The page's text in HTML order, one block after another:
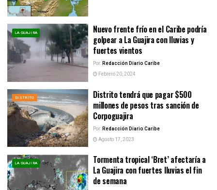
LA GUAJIRA
Nuevo frente frío en el Caribe podría
golpear a La Guajira con lluvias y
fuertes vientos
Por:Redacción Diario Caribe
Febrero 20, 2024
DISTRITO
Distrito tendrá que pagar $500
millones de pesos tras sanción de
Corpoguajira
Por:Redacción Diario Caribe
Agosto 17, 2023
LA GUAJIRA
Tormenta tropical ‘Bret’ afectaría a
La Guajira con fuertes lluvias el fin
de semana